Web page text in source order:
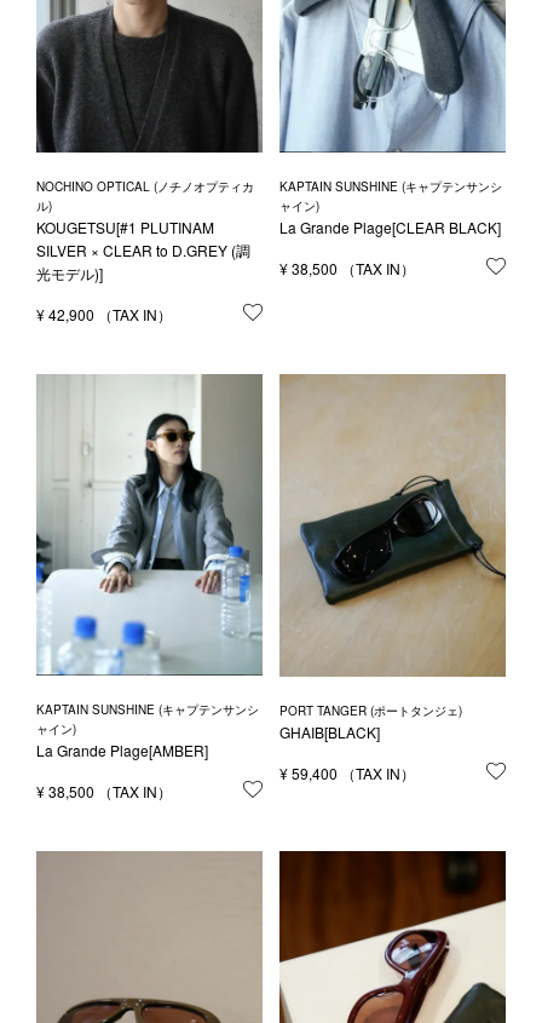
NOCHINO OPTICAL (ノチノオプティカ
ル)
KOUGETSU[#1 PLUTINAM
SILVER × CLEAR to D.GREY (調
光モデル)]
¥42,900
KAPTAIN SUNSHINE (キャプテンサンシ
ャイン)
La Grande Plage[CLEAR BLACK]
¥38,500
KAPTAIN SUNSHINE (キャプテンサンシ
ャイン)
La Grande Plage[AMBER]
¥38,500
PORT TANGER (ポートタンジェ)
GHAIB[BLACK]
¥59,400